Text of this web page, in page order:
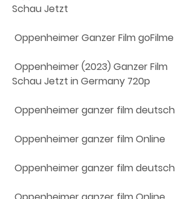
Schau Jetzt
Oppenheimer Ganzer Film goFilme
Schau Jetzt in Germany 720p
Oppenheimer ganzer film deutsch
Oppenheimer ganzer film Online
Oppenheimer ganzer film deutsch